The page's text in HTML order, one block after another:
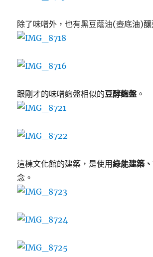
除了味噌外，也有黑豆蔭油(壺底油)釀
跟剛才的味噌麴盤相似的豆酵麴盤 。
這棟文化館的建築，是使用綠能建築
念。